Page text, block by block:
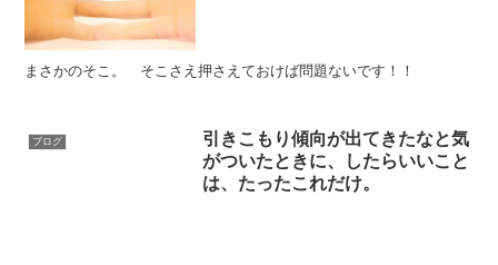
まさかのそこ。 そこさえ押さえておけば問題ないです！！
ブログ
引きこもり傾向が出てきたなと気
がついたときに、したらいいこと
は、たったこれだけ。